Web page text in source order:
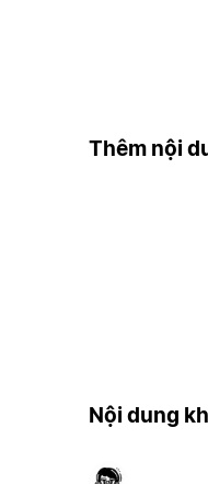
Thêm nội
Nội dung